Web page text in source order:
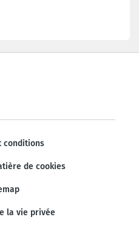
conditions
de cookies
la vie privée